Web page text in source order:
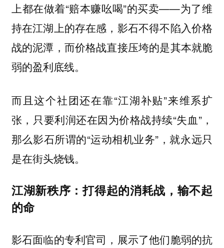
上都在做着“赔本赚吆喝”的买卖——为了维
持在江湖上的存在感，影石不得不陷入价格
战的泥潭，而价格战直接压垮的是其本就脆
弱的盈利底线。
而且这个社团还在靠“江湖补贴”来维系扩
张，只要利润还在因为价格战持续“失血”，
那么影石所谓的“运动相机业务”，就永远只
是在街头烧钱。
江湖新秩序：打得起的消耗战，输不起
的命
影石面临的专利官司，展示了他们脆弱的抗